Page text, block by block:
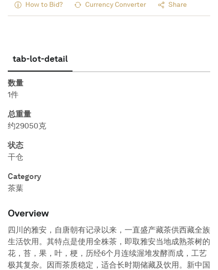
How to Bid? Currency Converter Share
tab-lot-detail
数量
1件
总重量
约29050克
状态
干仓
Category
茶葉
Overview
四川的雅安，自唐朝有记录以来，一直盛产藏茶供西藏全族
生活饮用。其特点是使用全株茶，即取雅安当地成熟茶树的
花，苔，果，叶，梗，历经6个月连续渥堆发酵而成，工艺
极其复杂。因而茶质稳定，适合长时期储藏及饮用。新中国